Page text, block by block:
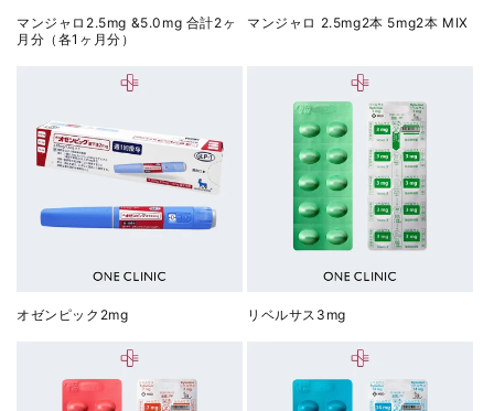
マンジャロ2.5mg &5.0mg 合計2ヶ
月分（各1ヶ月分）
マンジャロ 2.5mg2本 5mg2本 MIX
オゼンピック2mg リベルサス3mg